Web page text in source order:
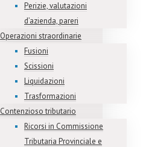
Perizie, valutazioni
d’azienda, pareri
Operazioni straordinarie
Fusioni
Scissioni
Liquidazioni
Trasformazioni
Contenzioso tributario
Ricorsi in Commissione
Tributaria Provinciale e